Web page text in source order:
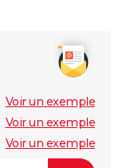
Voir un exemple
Voir un exemple
Voir un exemple